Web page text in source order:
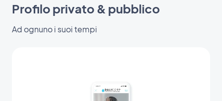
Profilo privato & pubblico
Ad ognuno i suoi tempi